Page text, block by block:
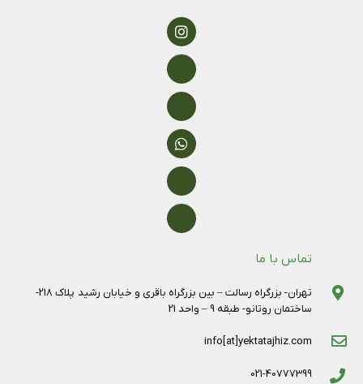
تماس با ما
تهران- بزرگراه رسالت – بین بزرگراه باقری و خیابان رشید پلاک 218-
ساختمان روتانو- طبقه 9 – واحد 21
info[at]yektatajhiz.com
021-40777399